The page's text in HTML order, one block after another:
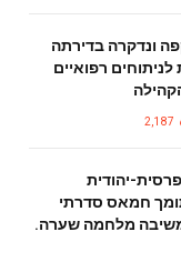
ונדקרה בדירתה
רפואיים
2,187
יהודית
חמאס סדרתי
מלחמה שערה.